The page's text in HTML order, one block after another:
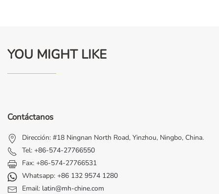
YOU MIGHT LIKE
Contáctanos
Dirección: #18 Ningnan North Road, Yinzhou, Ningbo, China.
Tel: +86-574-27766550
Fax: +86-574-27766531
Whatsapp: +86 132 9574 1280
Email: latin@mh-chine.com